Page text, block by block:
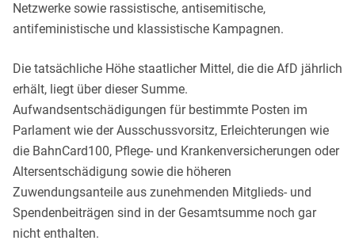
Netzwerke sowie rassistische, antisemitische,
antifeministische und klassistische Kampagnen.
Die tatsächliche Höhe staatlicher Mittel, die die AfD jährlich
erhält, liegt über dieser Summe.
Aufwandsentschädigungen für bestimmte Posten im
Parlament wie der Ausschussvorsitz, Erleichterungen wie
die BahnCard100, Pflege- und Krankenversicherungen oder
Altersentschädigung sowie die höheren
Zuwendungsanteile aus zunehmenden Mitglieds- und
Spendenbeiträgen sind in der Gesamtsumme noch gar
nicht enthalten.